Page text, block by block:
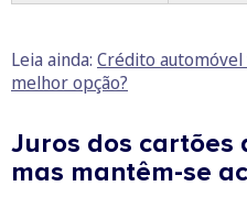
Leia ainda: Crédito automóvel
melhor opção?
Juros dos cartões
mas mantêm-se